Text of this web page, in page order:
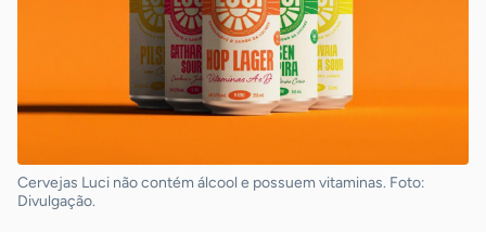
Cervejas Luci não contém álcool e possuem vitaminas. Foto:
Divulgação.